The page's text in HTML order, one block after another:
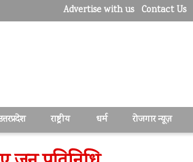
Advertise with us Contact Us
राष्ट्रीय धर्म रोजगार न्यूज़